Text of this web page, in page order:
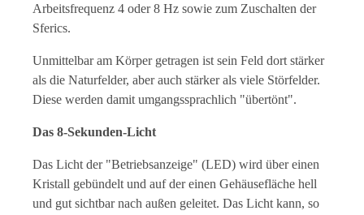
Arbeitsfrequenz 4 oder 8 Hz sowie zum Zuschalten der
Sferics.
Unmittelbar am Körper getragen ist sein Feld dort stärker
als die Naturfelder, aber auch stärker als viele Störfelder.
Diese werden damit umgangssprachlich "übertönt".
Das 8-Sekunden-Licht
Das Licht der "Betriebsanzeige" (LED) wird über einen
Kristall gebündelt und auf der einen Gehäusefläche hell
und gut sichtbar nach außen geleitet. Das Licht kann, so